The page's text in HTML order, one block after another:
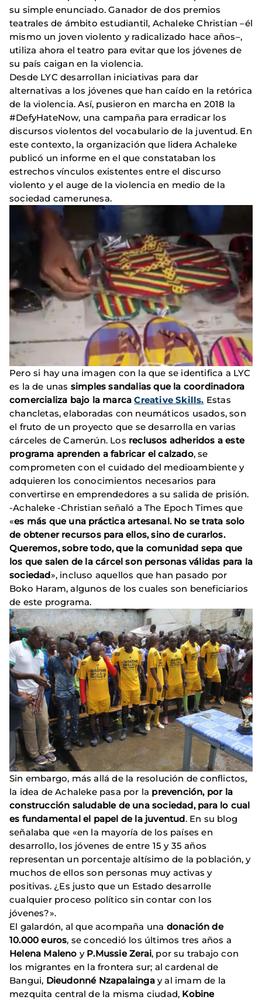
su simple enunciado. Ganador de dos premios
teatrales de ámbito estudiantil, Achaleke Christian –él
mismo un joven violento y radicalizado hace años–,
utiliza ahora el teatro para evitar que los jóvenes de
su país caigan en la violencia.
Desde LYC desarrollan iniciativas para dar
alternativas a los jóvenes que han caído en la retórica
de la violencia. Así, pusieron en marcha en 2018 la
#DefyHateNow, una campaña para erradicar los
discursos violentos del vocabulario de la juventud. En
este contexto, la organización que lidera Achaleke
publicó un informe en el que constataban los
estrechos vínculos existentes entre el discurso
violento y el auge de la violencia en medio de la
sociedad camerunesa.
Pero si hay una imagen con la que se identifica a LYC
es la de unas simples sandalias que la coordinadora
comercializa bajo la marcaCreative Skills. Estas
chancletas, elaboradas con neumáticos usados, son
el fruto de un proyecto que se desarrolla en varias
cárceles de Camerún. Los reclusos adheridos a este
programa aprenden a fabricar el calzado, se
comprometen con el cuidado del medioambiente y
adquieren los conocimientos necesarios para
convertirse en emprendedores a su salida de prisión.
-Achaleke -Christian señaló a The Epoch Times que
«es más que una práctica artesanal. No se trata solo
de obtener recursos para ellos, sino de curarlos.
Queremos, sobre todo, que la comunidad sepa que
los que salen de la cárcel son personas válidas para la
sociedad», incluso aquellos que han pasado por
Boko Haram, algunos de los cuales son beneficiarios
de este programa.
Sin embargo, más allá de la resolución de conflictos,
la idea de Achaleke pasa por la prevención, por la
construcción saludable de una sociedad, para lo cual
es fundamental el papel de la juventud. En su blog
señalaba que «en la mayoría de los países en
desarrollo, los jóvenes de entre 15 y 35 años
representan un porcentaje altísimo de la población, y
muchos de ellos son personas muy activas y
positivas. ¿Es justo que un Estado desarrolle
cualquier proceso político sin contar con los
jóvenes?».
El galardón, al que acompaña una donación de
10.000 euros, se concedió los últimos tres años a
Helena Maleno y P.Mussie Zerai, por su trabajo con
los migrantes en la frontera sur; al cardenal de
Bangui, Dieudonné Nzapalaingay al imam de la
mezquita central de la misma ciudad, Kobine